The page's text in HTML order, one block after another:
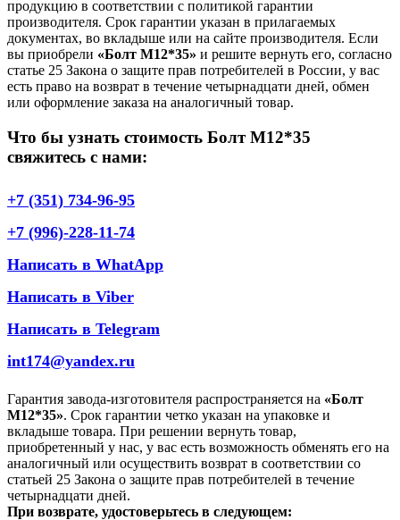
продукцию в соответствии с политикой гарантии
производителя. Срок гарантии указан в прилагаемых
документах, во вкладыше или на сайте производителя. Если
вы приобрели «Болт М12*35» и решите вернуть его, согласно
статье 25 Закона о защите прав потребителей в России, у вас
есть право на возврат в течение четырнадцати дней, обмен
или оформление заказа на аналогичный товар.
Что бы узнать стоимость Болт М12*35
свяжитесь с нами:
+7 (351) 734-96-95
+7 (996)-228-11-74
Написать в WhatApp
Написать в Viber
Написать в Telegram
int174@yandex.ru
Гарантия завода-изготовителя распространяется на «Болт
М12*35». Срок гарантии четко указан на упаковке и
вкладыше товара. При решении вернуть товар,
приобретенный у нас, у вас есть возможность обменять его на
аналогичный или осуществить возврат в соответствии со
статьей 25 Закона о защите прав потребителей в течение
четырнадцати дней.
При возврате, удостоверьтесь в следующем: